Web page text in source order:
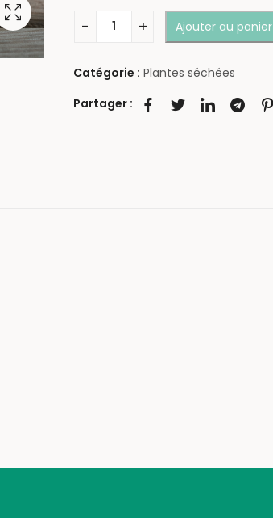
Ajouter au panier
Catégorie : Plantes séchées
Partager :